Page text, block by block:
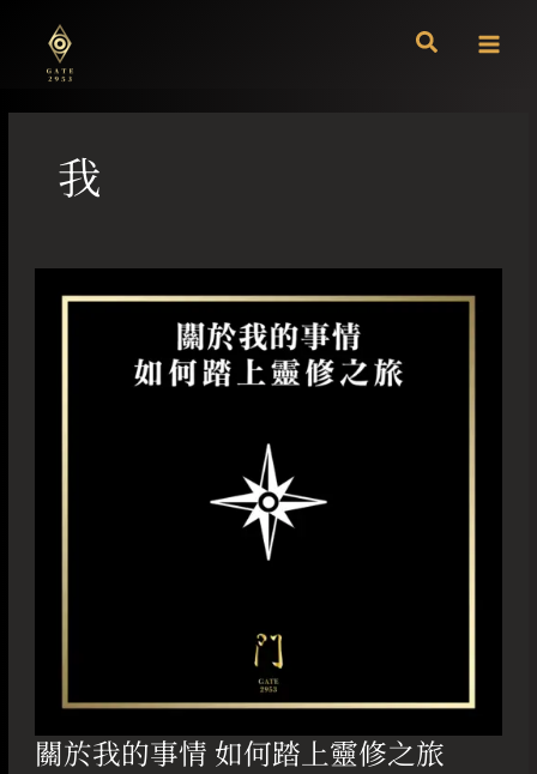
內
我
關於我的事情 如何踏上靈修之旅